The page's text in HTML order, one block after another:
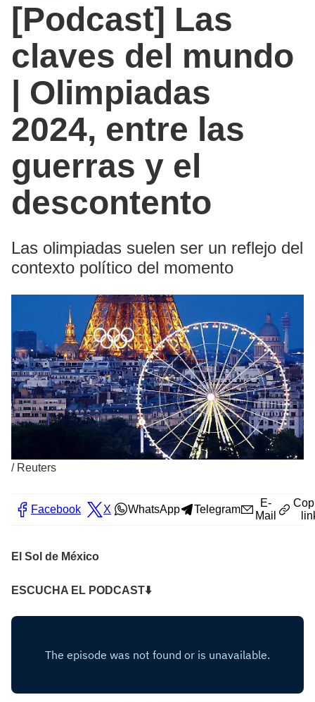
[Podcast] Las
claves del mundo
| Olimpiadas
2024, entre las
guerras y el
descontento
Las olimpiadas suelen ser un reflejo del
contexto político del momento
/ Reuters
Facebook X WhatsApp Telegram
E-
Mail
El Sol de México
ESCUCHA EL PODCAST⬇